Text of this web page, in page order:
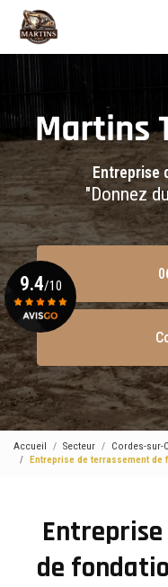
contenu
Entreprise
"Donnez
9.4/10
Voir le certificat
Accueil Secteur
Cordes-sur-
Entreprise de terrassement de
de